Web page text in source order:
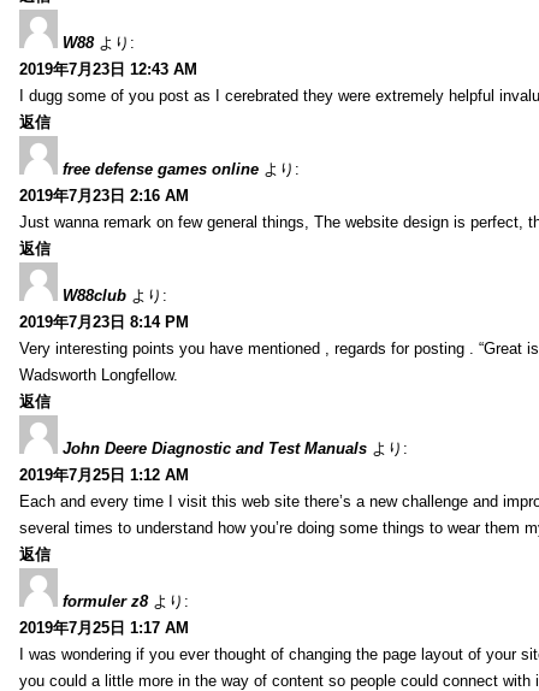
W88 より:
2019年7月23日 12:43 AM
I dugg some of you post as I cerebrated they were extremely helpful
返信
free defense games online より:
2019年7月23日 2:16 AM
Just wanna remark on few general things, The website design is perfect,
返信
W88club より:
2019年7月23日 8:14 PM
Very interesting points you have mentioned , regards for posting . “Great
Wadsworth Longfellow.
返信
John Deere Diagnostic and Test Manuals より:
2019年7月25日 1:12 AM
Each and every time I visit this web site there’s a new challenge and
several times to understand how you’re doing some things to wear them
返信
formuler z8 より:
2019年7月25日 1:17 AM
I was wondering if you ever thought of changing the page layout of your
you could a little more in the way of content so people could connect